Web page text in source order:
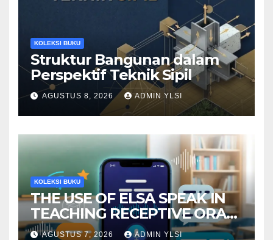
KOLEKSI BUKU
Struktur Bangunan dalam
Perspektif Teknik Sipil
AGUSTUS 8, 2026 ADMIN YLSI
KOLEKSI BUKU
THE USE OF ELSA SPEAK IN
TEACHING RECEPTIVE ORAL
LANGUAGE SKILLS
AGUSTUS 7, 2026 ADMIN YLSI